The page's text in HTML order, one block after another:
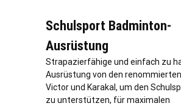
Schulsport Badminton-
Ausrüstung
Strapazierfähige und einfach zu
Ausrüstung von den
Victor und Karakal, um den
zu unterstützen, für maximalen